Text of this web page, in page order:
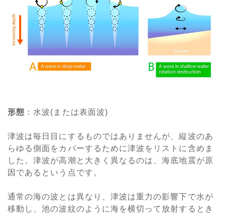
形態 ：水波(または表面波)
津波は毎日目にするものではありませんが、縦波のあ
らゆる側面をカバーするために津波をリストに含めま
した。津波が高潮と大きく異なるのは、海底地震が原
因であるという点です。
通常の海の波とは異なり、津波は重力の影響下で水が
移動し、池の波紋のように海を横切って放射するとき